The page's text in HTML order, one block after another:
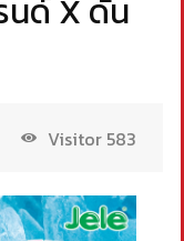
นด์ X ดัน
Visitor 583